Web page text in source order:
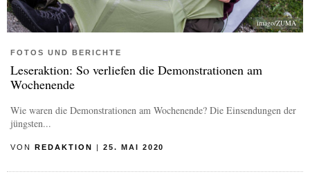
imago/ZUMA
FOTOS UND BERICHTE
Leseraktion: So verliefen die Demonstrationen am
Wochenende
Wie waren die Demonstrationen am Wochenende? Die Einsendungen der
jüngsten...
VON REDAKTION | 25. MAI 2020